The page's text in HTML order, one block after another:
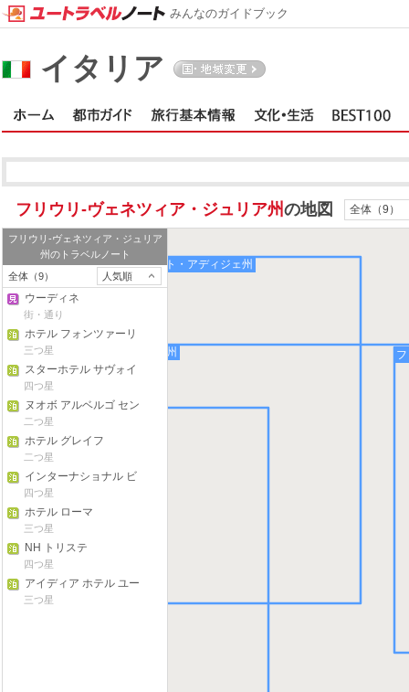
イタリア
フリウリ-ヴェネツィア・ジュリア州の地図 全体（9）
フリウリ-ヴェネツィア・ジュリア
州 のトラベルノート
全体（9）
人気順
ウーディネ
街・通り
ホテル フォンツァーリ
三つ星
スターホテル サヴォイ
ア エクセルシオール
四つ星
ヌオボ アルベルゴ セン
トロ ホテル
二つ星
ホテル グレイフ
二つ星
インターナショナル ビ
ーチ ホテル
四つ星
ホテル ローマ
三つ星
NH トリステ
四つ星
アイディア ホテル ユー
ディン タヴァナッコ
三つ星
トレンティーノ-アルト・アディジェ州
ヴェネト州
みんなのガイドブック